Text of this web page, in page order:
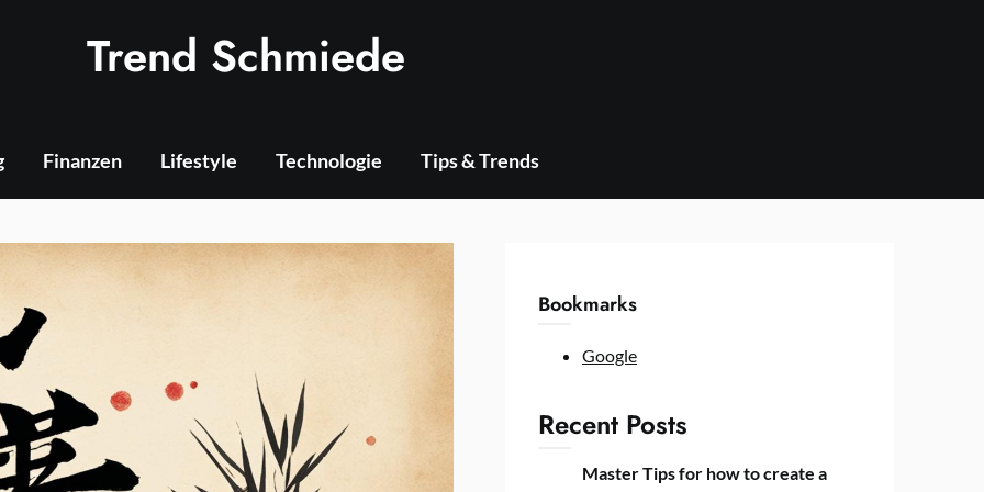
Trend Schmiede
Finanzen Lifestyle Technologie Tips & Trends
Bookmarks
Google
Recent Posts
Master Tips for how to create a